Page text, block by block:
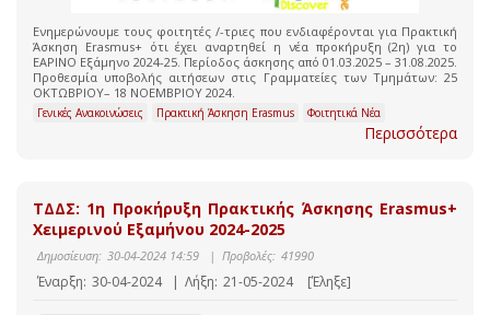
Ενημερώνουμε τους φοιτητές /-τριες που ενδιαφέρονται για Πρακτική
Άσκηση Erasmus+ ότι έχει αναρτηθεί η νέα προκήρυξη (2η) για το
ΕΑΡΙΝΟ Εξάμηνο 2024-25. Περίοδος άσκησης από 01.03.2025 – 31.08.2025.
Προθεσμία υποβολής αιτήσεων στις Γραμματείες των Τμημάτων: 25
ΟΚΤΩΒΡΙΟΥ– 18 ΝΟΕΜΒΡΙΟΥ 2024.
Γενικές Ανακοινώσεις Πρακτική Άσκηση Erasmus Φοιτητικά Νέα
Περισσότερα
ΤΔΔΣ: 1η Προκήρυξη Πρακτικής Άσκησης Erasmus+
Χειμερινού Εξαμήνου 2024-2025
Δημοσίευση: 30-04-2024 14:59 | Προβολές: 41990
Έναρξη: 30-04-2024 | Λήξη: 21-05-2024 [Έληξε]